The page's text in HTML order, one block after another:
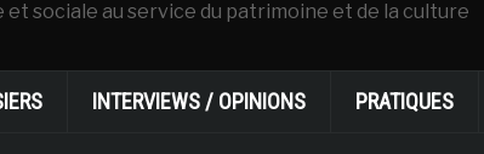
sociale au service du patrimoine et de la culture
INTERVIEWS / OPINIONS PRATIQUES